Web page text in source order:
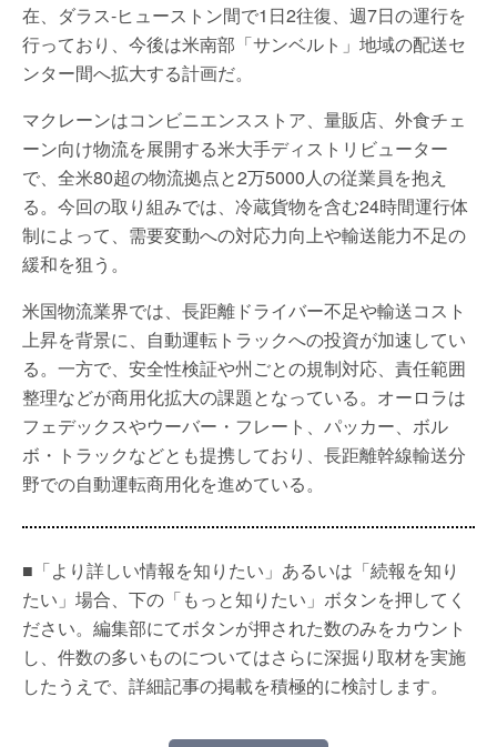
在、ダラス-ヒューストン間で1日2往復、週7日の運行を
行っており、今後は米南部「サンベルト」地域の配送セ
ンター間へ拡大する計画だ。
マクレーンはコンビニエンスストア、量販店、外食チェ
ーン向け物流を展開する米大手ディストリビューター
で、全米80超の物流拠点と2万5000人の従業員を抱え
る。今回の取り組みでは、冷蔵貨物を含む24時間運行体
制によって、需要変動への対応力向上や輸送能力不足の
緩和を狙う。
米国物流業界では、長距離ドライバー不足や輸送コスト
上昇を背景に、自動運転トラックへの投資が加速してい
る。一方で、安全性検証や州ごとの規制対応、責任範囲
整理などが商用化拡大の課題となっている。オーロラは
フェデックスやウーバー・フレート、パッカー、ボル
ボ・トラックなどとも提携しており、長距離幹線輸送分
野での自動運転商用化を進めている。
■「より詳しい情報を知りたい」あるいは「続報を知り
たい」場合、下の「もっと知りたい」ボタンを押してく
ださい。編集部にてボタンが押された数のみをカウント
し、件数の多いものについてはさらに深掘り取材を実施
したうえで、詳細記事の掲載を積極的に検討します。